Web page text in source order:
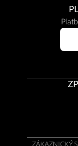
ZÁKAZNICKÝ